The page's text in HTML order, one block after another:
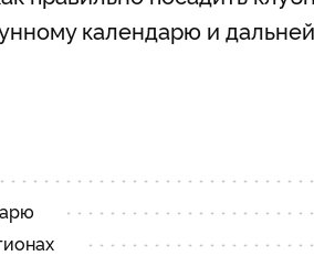
календарю и